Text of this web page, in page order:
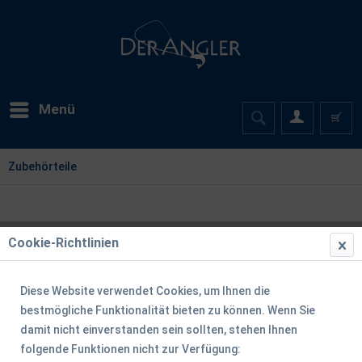
Menü
Zubehörteile
Cookie-Richtlinien
Diese Website verwendet Cookies, um Ihnen die
bestmögliche Funktionalität bieten zu können. Wenn Sie
damit nicht einverstanden sein sollten, stehen Ihnen
folgende Funktionen nicht zur Verfügung: